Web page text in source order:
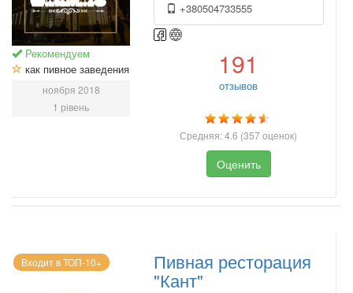
Рекомендуем
как пивное заведения
ноября 2018
1 рівень
+380504733555
191
отзывов
Средняя:4.6 (357оценок)
Оценить
Входит в ТОП-10+ Пивная ресторация
"Кант"